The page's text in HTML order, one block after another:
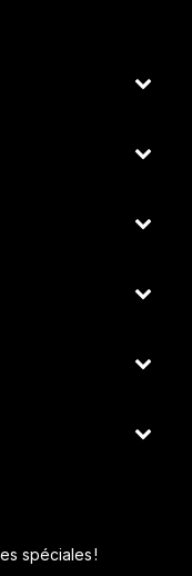
spéciales !